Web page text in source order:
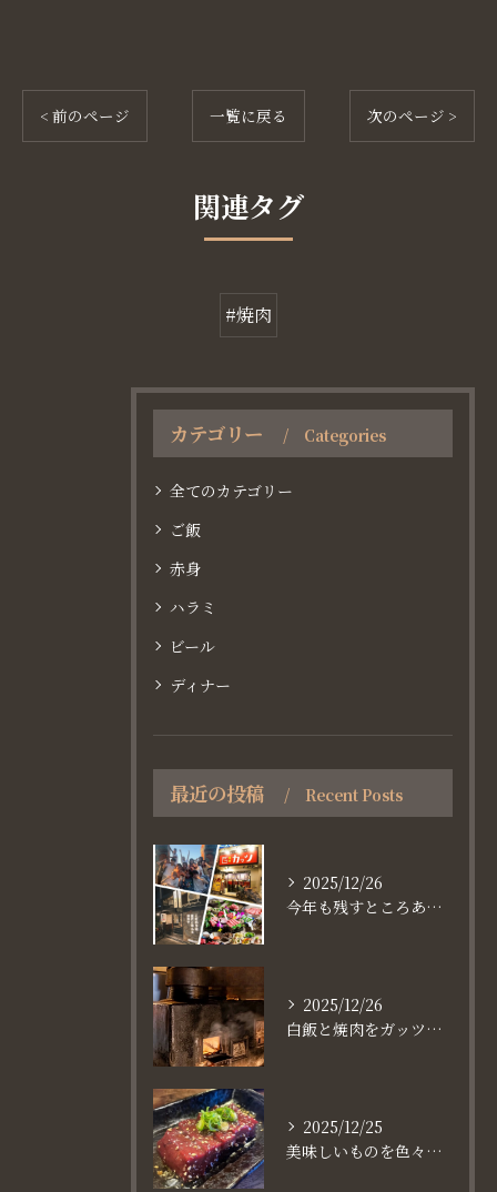
< 前のページ 一覧に戻る 次のページ >
関連タグ
#焼肉
カテゴリー Categories
全てのカテゴリー
ご飯
赤身
ハラミ
ビール
ディナー
最近の投稿 Recent Posts
2025/12/26
今年も残すところあと、6日。
2025/12/26
白飯と焼肉をガッツり食べたいなら
2025/12/25
美味しいものを色々楽しめるのが #お店で焼肉